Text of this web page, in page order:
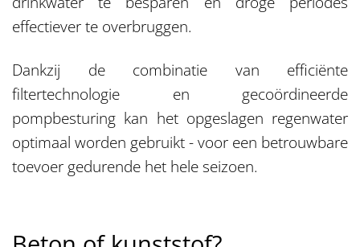
effectiever te overbruggen.
Dankzij de combinatie van efficiënte
filtertechnologie en gecoördineerde
pompbesturing kan het opgeslagen regenwater
optimaal worden gebruikt - voor een betrouwbare
toevoer gedurende het hele seizoen.